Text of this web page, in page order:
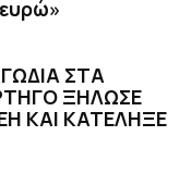
ΣΤΑ
ΞΗΛΩΣΕ
ΚΑΙ ΚΑΤΕΛΗΞΕ